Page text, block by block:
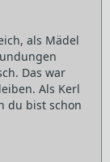
als Mädel
Das war
Als Kerl
du bist schon